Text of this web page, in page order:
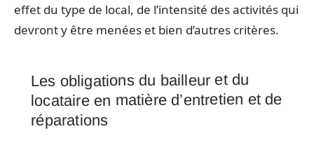
effet du type de local, de l’intensité des activités qui
devront y être menées et bien d’autres critères.
Les obligations du bailleur et du
locataire en matière d’entretien et de
réparations